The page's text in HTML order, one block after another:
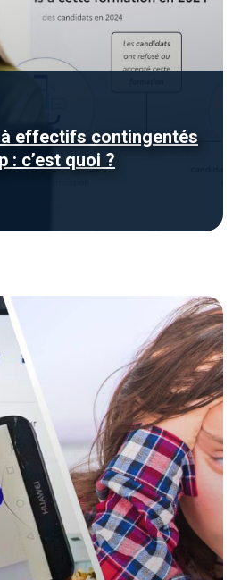
effectifs contingentés
: c’est quoi ?